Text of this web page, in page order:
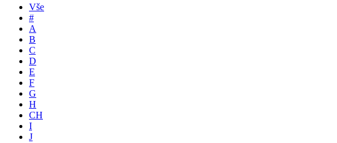
Vše
#
A
B
C
D
E
F
G
H
CH
I
J